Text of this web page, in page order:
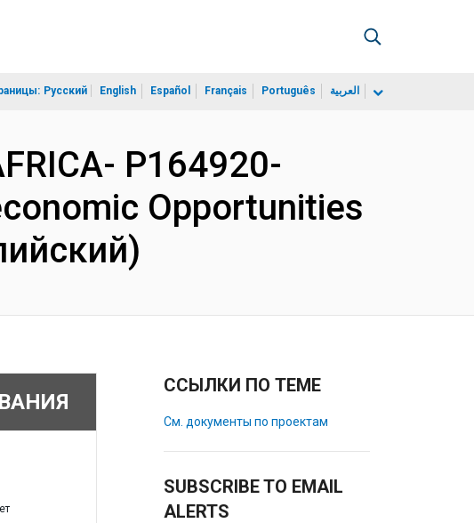
Русский English Español Français Português العربية
P164920-
Opportunities
ССЫЛКИ ПО ТЕМЕ
См. документы по проектам
SUBSCRIBE TO EMAIL
ALERTS